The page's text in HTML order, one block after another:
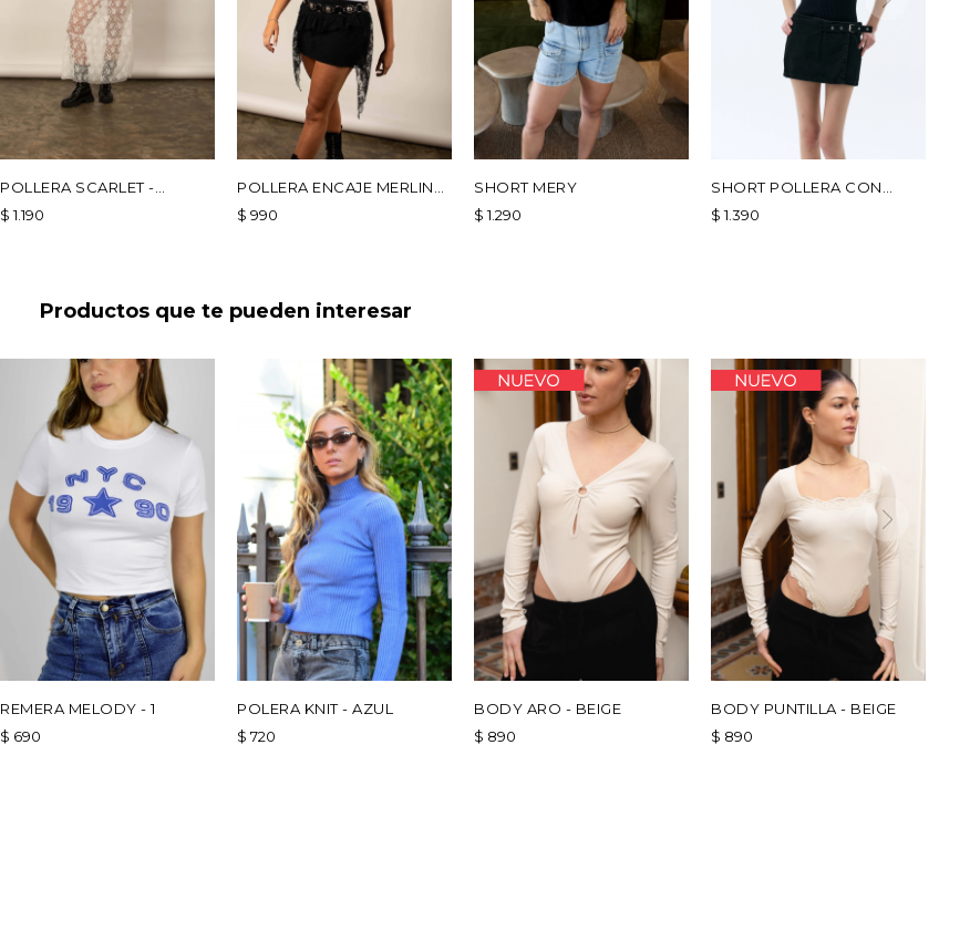
POLLERA SCARLET -
BLANCA
$ 1.190
POLLERA ENCAJE MERLINA
- NEGRO
$ 990
SHORT MERY
$ 1.290
SHORT POLLERA CON
HEBILLA - NEGRO
$ 1.390
Productos que te pueden interesar
REMERA MELODY - 1
$ 690
POLERA KNIT - AZUL
$ 720
BODY ARO - BEIGE
$ 890
BODY PUNTILLA - BEIGE
$ 890